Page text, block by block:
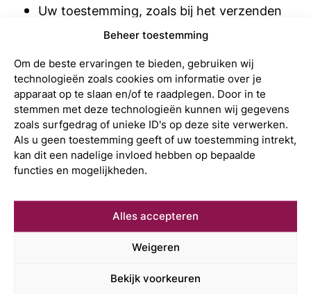
Beheer toestemming
Om de beste ervaringen te bieden, gebruiken wij
technologieën zoals cookies om informatie over je
apparaat op te slaan en/of te raadplegen. Door in te
stemmen met deze technologieën kunnen wij gegevens
zoals surfgedrag of unieke ID's op deze site verwerken.
Als u geen toestemming geeft of uw toestemming intrekt,
kan dit een nadelige invloed hebben op bepaalde
functies en mogelijkheden.
Alles accepteren
Weigeren
Bekijk voorkeuren
Uw toestemming, zoals bij het verzenden
van onze nieuwsbrief met als doel om u de
nieuwsbrief toe te kunnen sturen;
Uitvoeren van de overeenkomst, zodat wij u
kunnen bellen of een e-mail kunnen sturen
indien dit nodig is om onze dienstverlening
uit te kunnen voeren;
Wettelijke verplichting, omdat wij op grond
van wet- en regelgeving mede vanuit onze
beroepsorganisatie (NBA) verplicht zijn om
zorg te dragen voor voldoende
dossiervorming. Daarnaast verwerken wij
ook persoonsgegevens bij bijvoorbeeld het
verzorgen van de belastingaangiftes voor
onze cliënten.